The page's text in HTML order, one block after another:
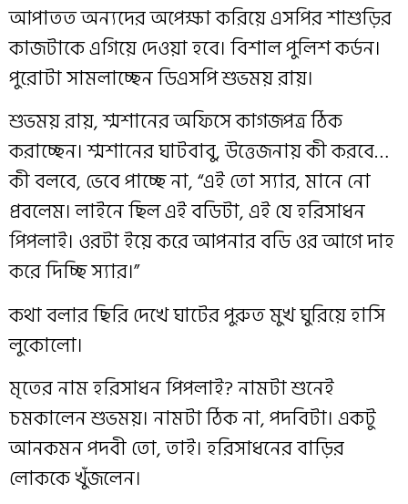
আপাতত অন্যদের অপেক্ষা করিয়ে এসপির শাশুড়ির
কাজটাকে এগিয়ে দেওয়া হবে। বিশাল পুলিশ কর্ডন।
পুরোটা সামলাচ্ছেন ডিএসপি শুভময় রায়।
শুভময় রায়, শ্মশানের অফিসে কাগজপত্র ঠিক
করাচ্ছেন। শ্মশানের ঘাটবাবু, উত্তেজনায় কী করবে…
কী বলবে, ভেবে পাচ্ছে না, “এই তো স্যার, মানে নো
প্রবলেম। লাইনে ছিল এই বডিটা, এই যে হরিসাধন
পিপলাই। ওরটা ইয়ে করে আপনার বডি ওর আগে দাহ
করে দিচ্ছি স্যার।”
কথা বলার ছিরি দেখে ঘাটের পুরুত মুখ ঘুরিয়ে হাসি
লুকোলো।
মৃতের নাম হরিসাধন পিপলাই? নামটা শুনেই
চমকালেন শুভময়। নামটা ঠিক না, পদবিটা। একটু
আনকমন পদবী তো, তাই। হরিসাধনের বাড়ির
লোককে খুঁজলেন।